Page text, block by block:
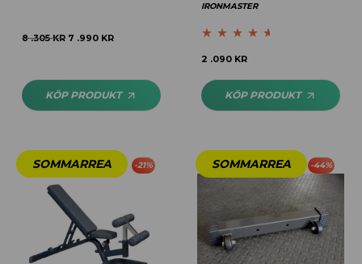
8 .305KR 7 .990 KR
KÖP PRODUKT
IRONMASTER
Betygsatt
2 .090 KR
KÖP PRODUKT
-21% -44%